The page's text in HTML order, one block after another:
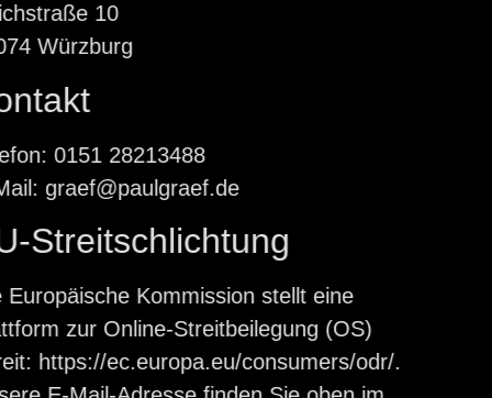
10
Würzburg
0151 28213488
graef@paulgraef.de
Streitschlichtung
Europäische Kommission stellt eine
zur Online-Streitbeilegung (OS)
https://ec.europa.eu/consumers/odr/